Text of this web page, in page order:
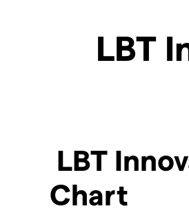
LBT
LBT
Chart